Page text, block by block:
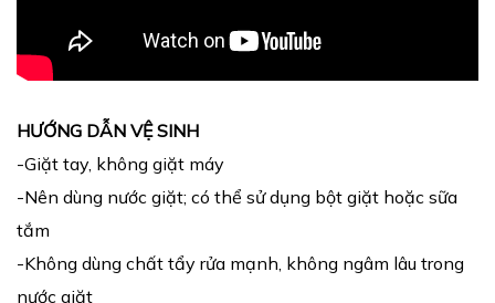
HƯỚNG DẪN VỆ SINH
-Giặt tay, không giặt máy
-Nên dùng nước giặt; có thể sử dụng bột giặt hoặc sữa
tắm
-Không dùng chất tẩy rửa mạnh, không ngâm lâu trong
nước giặt